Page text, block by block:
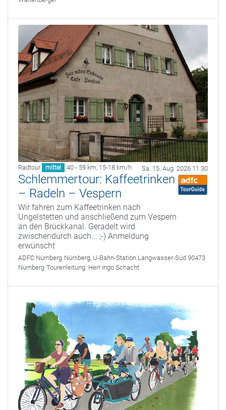
Radtour mittel 40 - 59 km, 15-18 km/h Sa. 15. Aug. 2026 11:30
Schlemmertour: Kaffeetrinken
– Radeln – Vespern
Wir fahren zum Kaffeetrinken nach
Ungelstetten und anschließend zum Vespern
an den Brückkanal. Geradelt wird
zwischendurch auch... ;-) Anmeldung
erwünscht
ADFC Nürnberg Nürnberg, U-Bahn-Station Langwasser-Süd 90473
Nürnberg Tourenleitung: Herr Ingo Schacht